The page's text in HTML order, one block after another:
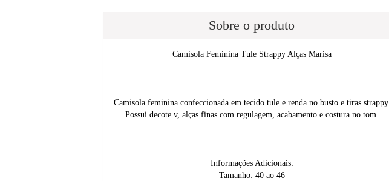
Sobre o produto
Camisola Feminina Tule Strappy Alças Marisa
Camisola feminina confeccionada em tecido tule e renda no busto e tiras strappy.
Possui decote v, alças finas com regulagem, acabamento e costura no tom.
Informações Adicionais:
Tamanho: 40 ao 46